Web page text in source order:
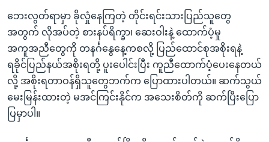
ရန်
ဘေးလွတ်ရာမှာ ခိုလှုံနေကြတဲ့ တိုင်းရင်းသားပြည်သူတွေ
အတွက် လိုအပ်တဲ့ စားနပ်ရိက္ခာ၊ ဆေးဝါးနဲ့ ထောက်ပံ့မှု
အကူအညီတွေကို တနင်္ဂနွေနေ့ကစလို့ ပြည်ထောင်စုအစိုးရနဲ့
ရခိုင်ပြည်နယ်အစိုးရတို့ ပူးပေါင်းပြီး ကူညီထောက်ပံ့ပေးနေတယ်
လို့ အစိုးရတာဝန်ရှိသူတွေဘက်က ပြောထားပါတယ်။ ဆက်သွယ်
မေးမြန်းထားတဲ့ မအင်ကြင်းနိုင်က အသေးစိတ်ကို ဆက်ပြီးပြော
ပြမှာပါ။